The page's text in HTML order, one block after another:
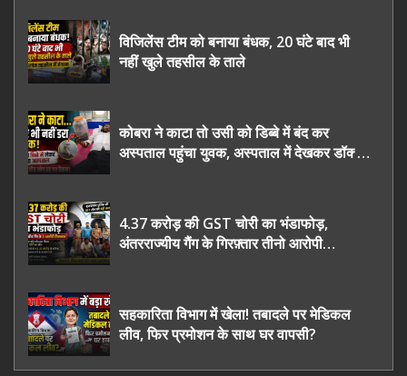
विजिलेंस टीम को बनाया बंधक, 20 घंटे बाद भी
नहीं खुले तहसील के ताले
कोबरा ने काटा तो उसी को डिब्बे में बंद कर
अस्पताल पहुंचा युवक, अस्पताल में देखकर डॉक्टर
4.37 करोड़ की GST चोरी का भंडाफोड़,
अंतरराज्यीय गैंग के गिरफ़्तार तीनो आरोपी
सहकारिता विभाग में खेला! तबादले पर मेडिकल
लीव, फिर प्रमोशन के साथ घर वापसी?